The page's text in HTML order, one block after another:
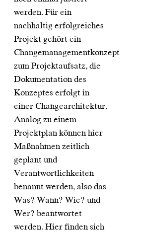
werden. Für ein
nachhaltig erfolgreiches
Projekt gehört ein
Changemanagementkonzept
zum Projektaufsatz, die
Dokumentation des
Konzeptes erfolgt in
einer Changearchitektur.
Analog zu einem
Projektplan können hier
Maßnahmen zeitlich
geplant und
Verantwortlichkeiten
benannt werden, also das
Was? Wann? Wie? und
Wer? beantwortet
werden. Hier finden sich